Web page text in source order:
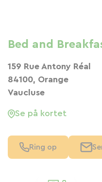
Bed and
159 Rue Antony Réal
84100, Orange
Vaucluse
Se på kortet
Ring op